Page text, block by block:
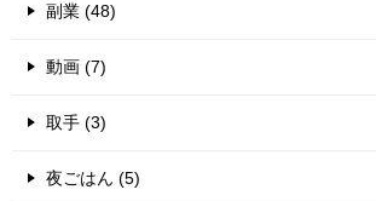
副業 (48)
動画 (7)
取手 (3)
夜ごはん (5)